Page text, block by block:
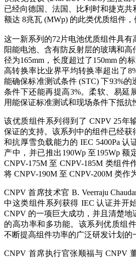
已经向德国、法国、比利时和捷克共
额达 8兆瓦 (MWp) 的此类优质组件，
这一新系列的72片电池优质组件具有
阳能电池、含有防反射层的玻璃和高
径为165mm，长度超过了150mm 的
高转换率比业界平均转换率超出了
能确保标准测试条件 (STC) 下93%
条件下还能再提高3%。柔软、易延
用能保证标准测试和现场条件下抵抗
该优质组件系列得到了 CNPV 25年
保证的支持。该系列中的组件已经获
和抗厚雪负载能力的 IEC 5400Pa 认
产中，并已推出190Wp 至195Wp 额
CNPV-175M 至 CNPV-185M 类组件
将 CNPV-190M 至 CNPV-200M 类作
CNPV 首席技术官 B. Veerraju
中这类组件系列获得 IEC 认证并开
CNPV 的一项巨大成功，并且清楚
的高功率和多功能。该系列优质组
不断提高组件功率的广泛研发计划的
CNPV 首席执行官张顺福与 CNPV